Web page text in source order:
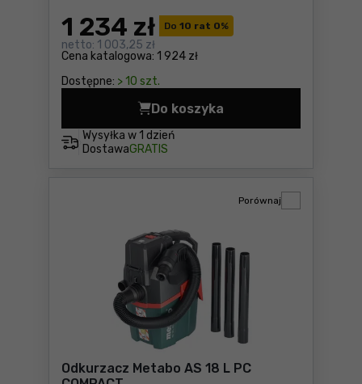
Do 10 rat 0%
Cena katalogowa: 1 924 zł
1 234 zł
netto: 1 003,25 zł
Dostępne: > 10 szt.
Wysyłka w 1 dzień
DostawaGRATIS
Do koszyka
Pilarka tarczowa Makita
Odkurzacz Metabo AS 18 L PC
Porównaj